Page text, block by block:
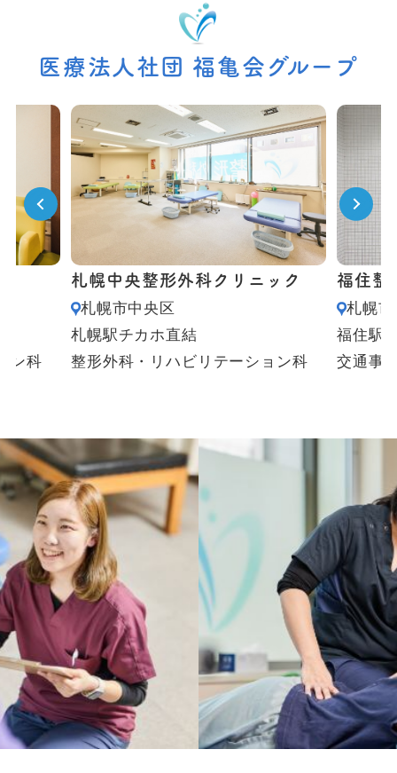
医療法人社団 福亀会グループ
ン科
札幌中央整形外科クリニック
札幌市中央区
札幌駅チカホ直結
整形外科・リハビリテーション科
福住整
札幌
福住駅
交通事